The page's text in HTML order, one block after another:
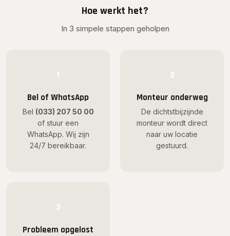
Hoe werkt het?
In 3 simpele stappen geholpen
1
Bel of WhatsApp
Bel (033) 207 50 00
of stuur een
WhatsApp. Wij zijn
24/7 bereikbaar.
2
Monteur onderweg
De dichtstbijzijnde
monteur wordt direct
naar uw locatie
gestuurd.
3
Probleem opgelost